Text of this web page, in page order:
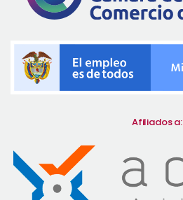
Afiliados a: